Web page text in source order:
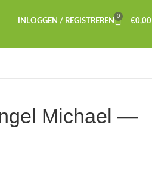
INLOGGEN / REGISTREREN
0
€0,00
Michael —